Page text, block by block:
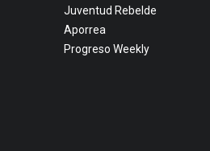
Juventud Rebelde
Aporrea
Progreso Weekly